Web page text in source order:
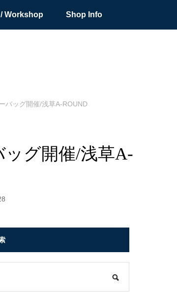
Workshop Shop Info
バッグ開催/浅草A-ROUND
ッグ開催/浅草A-